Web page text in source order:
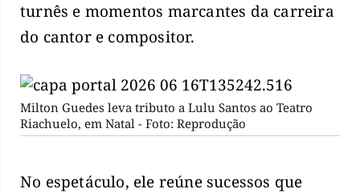
turnês e momentos marcantes da carreira
do cantor e compositor.
Milton Guedes leva tributo a Lulu Santos ao Teatro
Riachuelo, em Natal - Foto: Reprodução
No espetáculo, ele reúne sucessos que